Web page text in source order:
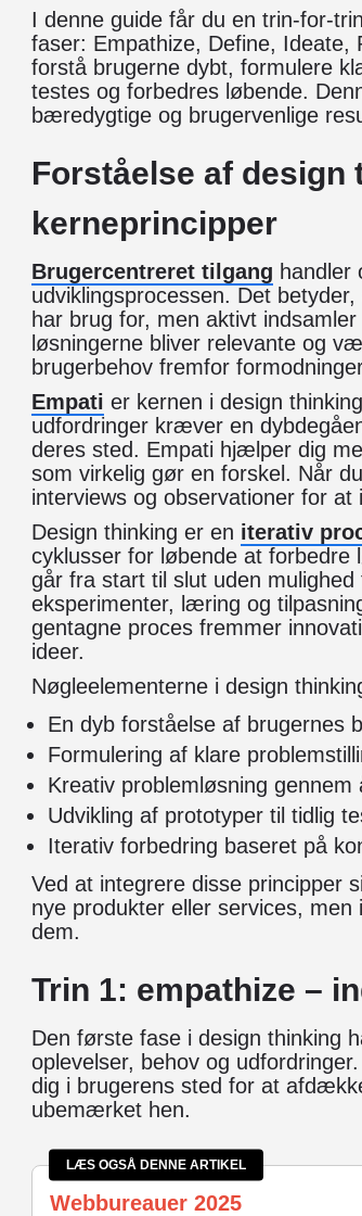
I denne guide får du en trin-for-
faser: Empathize, Define,
forstå brugerne dybt, formulere
testes og forbedres løbende.
bæredygtige og brugervenlige
Forståelse af design
kerneprincipper
Brugercentreret tilgang
udviklingsprocessen. Det
har brug for, men aktivt
løsningerne bliver relevante og
brugerbehov fremfor
Empati er kernen i design
udfordringer kræver en
deres sted. Empati hjælper dig
som virkelig gør en forskel. Når
interviews og observationer for
Design thinking er en iterativ
cyklusser for løbende at
går fra start til slut uden
eksperimenter, læring og
gentagne proces fremmer
ideer.
Nøgleelementerne i design
En dyb forståelse af brugernes
Formulering af klare
Kreativ problemløsning gennem
Udvikling af prototyper til tidlig
Iterativ forbedring baseret på
Ved at integrere disse principper
nye produkter eller services,
dem.
Trin 1: empathize –
Den første fase i design thinking
oplevelser, behov og
dig i brugerens sted for at
ubemærket hen.
LÆS OGSÅ DENNE ARTIKEL
Webbureauer 2025